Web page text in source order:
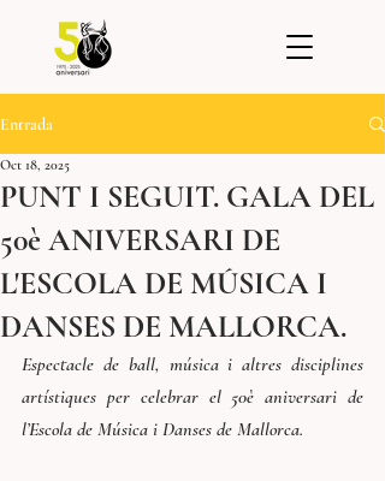
Entrada
PUNT I SEGUIT. GALA DEL
50è ANIVERSARI DE
L'ESCOLA DE MÚSICA I
DANSES DE MALLORCA.
Oct 18, 2025
Espectacle de ball, música i altres disciplines
artístiques per celebrar el 50è aniversari de
l’Escola de Música i Danses de Mallorca.